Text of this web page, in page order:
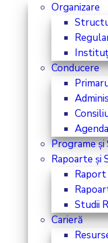
Organizare
Conducere
Programe și
Rapoarte și
Studii
Carieră